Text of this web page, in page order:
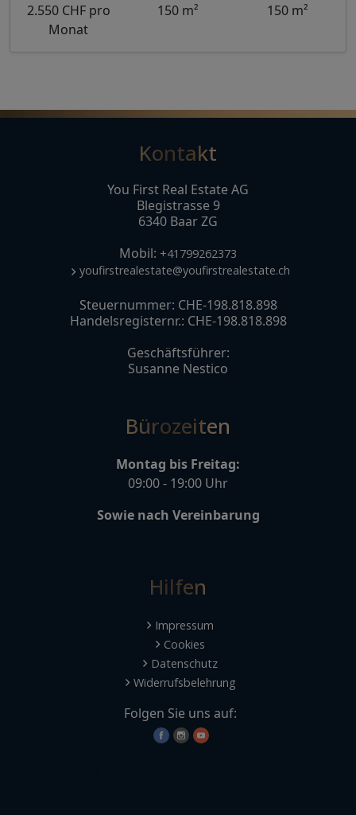
2.550 CHF pro
Monat
150 m² 150 m²
Kontakt
You First Real Estate AG
Blegistrasse 9
6340 Baar ZG
Mobil: +41799262373
youfirstrealestate@youfirstrealestate.ch
Steuernummer: CHE-198.818.898
Handelsregisternr.: CHE-198.818.898
Geschäftsführer:
Susanne Nestico
Bürozeiten
Montag bis Freitag:
09:00 - 19:00 Uhr
Sowie nach Vereinbarung
Hilfen
Impressum
Cookies
Datenschutz
Widerrufsbelehrung
Folgen Sie uns auf: